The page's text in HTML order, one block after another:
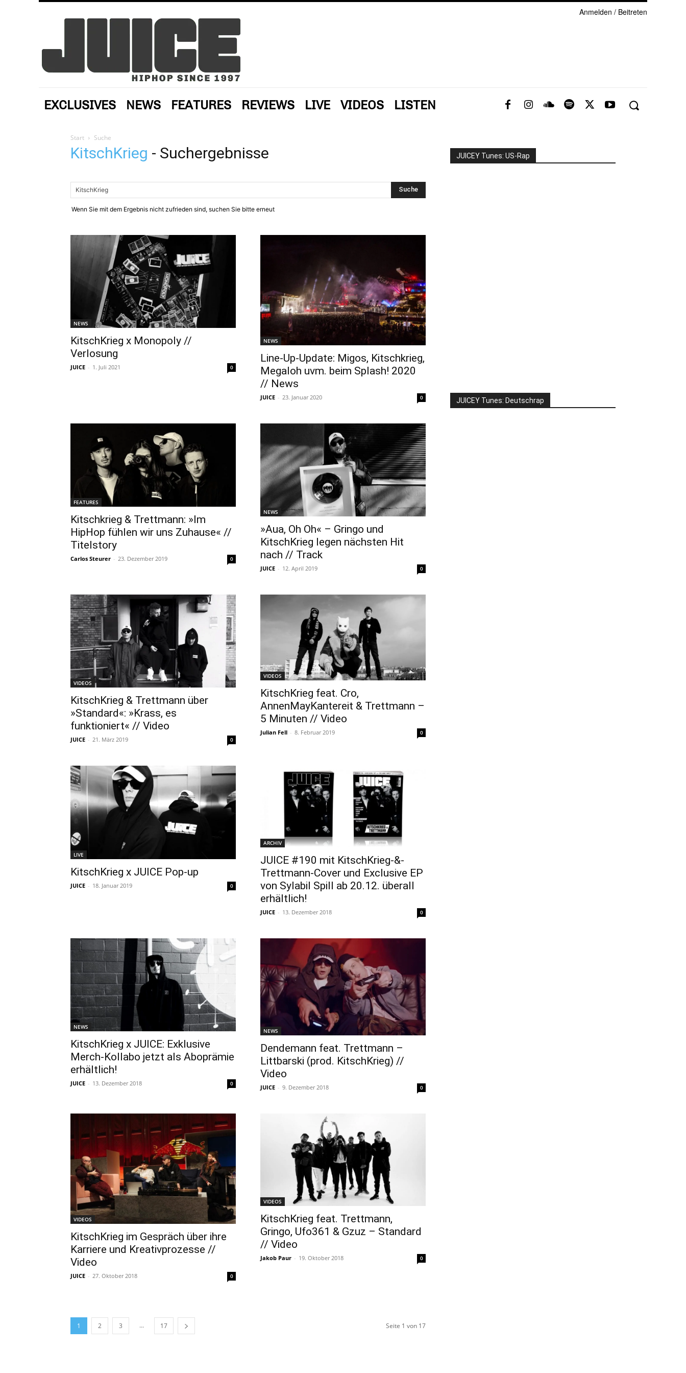
Anmelden / Beitreten
EXCLUSIVES NEWS FEATURES REVIEWS LIVE VIDEOS LISTEN
Start Suche
KitschKrieg - Suchergebnisse
Wenn Sie mit dem Ergebnis nicht zufrieden sind, suchen Sie bitte erneut
NEWS
KitschKrieg x Monopoly //
Verlosung
JUICE - 1. Juli 2021 0
NEWS
Line-Up-Update: Migos, Kitschkrieg,
Megaloh uvm. beim Splash! 2020
// News
JUICE - 23. Januar 2020 0
FEATURES
Kitschkrieg & Trettmann: »Im
HipHop fühlen wir uns Zuhause« //
Titelstory
Carlos Steurer - 23. Dezember 2019 0
NEWS
»Aua, Oh Oh« – Gringo und
KitschKrieg legen nächsten Hit
nach // Track
JUICE - 12. April 2019 0
VIDEOS
KitschKrieg & Trettmann über
»Standard«: »Krass, es
funktioniert« // Video
JUICE - 21. März 2019 0
VIDEOS
KitschKrieg feat. Cro,
AnnenMayKantereit & Trettmann –
5 Minuten // Video
Julian Fell - 8. Februar 2019 0
LIVE
KitschKrieg x JUICE Pop-up
JUICE - 18. Januar 2019 0
ARCHIV
JUICE #190 mit KitschKrieg-&-
Trettmann-Cover und Exclusive EP
von Sylabil Spill ab 20.12. überall
erhältlich!
JUICE - 13. Dezember 2018 0
NEWS
KitschKrieg x JUICE: Exklusive
Merch-Kollabo jetzt als Aboprämie
erhältlich!
JUICE - 13. Dezember 2018 0
NEWS
Dendemann feat. Trettmann –
Littbarski (prod. KitschKrieg) //
Video
JUICE - 9. Dezember 2018 0
VIDEOS
KitschKrieg im Gespräch über ihre
Karriere und Kreativprozesse //
Video
JUICE - 27. Oktober 2018 0
VIDEOS
KitschKrieg feat. Trettmann,
Gringo, Ufo361 & Gzuz – Standard
// Video
Jakob Paur - 19. Oktober 2018 0
1 2 3 ... 17 Seite 1 von 17
JUICEY Tunes: US-Rap
JUICEY Tunes: Deutschrap